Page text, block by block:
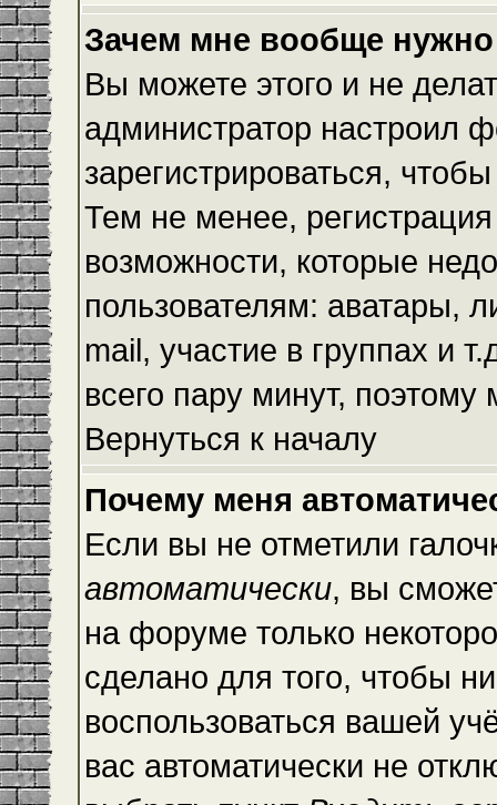
Зачем мне вообще нужно
Вы можете этого и не
администратор настроил
зарегистрироваться,
Тем не менее,
возможности, которые
пользователям: аватары,
mail, участие в группах и
всего пару минут,
Вернуться к началу
Почему меня
Если вы не отметили
автоматически, вы
на форуме только
сделано для того, чтобы
воспользоваться вашей
вас автоматически не